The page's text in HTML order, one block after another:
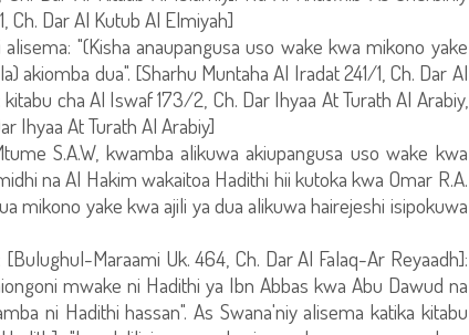
Ch. Dar Al Kutub Al Elmiyah]
"(Kisha anaupangusa uso wake kwa mikono yake
akiomba dua". [Sharhu Muntaha Al Iradat 241/1, Ch. Dar Al
cha Al Iswaf 173/2, Ch. Dar Ihyaa At Turath Al Arabiy,
Ihyaa At Turath Al Arabiy]
S.A.W, kwamba alikuwa akiupangusa uso wake kwa
na Al Hakim wakaitoa Hadithi hii kutoka kwa Omar R.A.
mikono yake kwa ajili ya dua alikuwa hairejeshi isipokuwa
Maraami Uk. 464, Ch. Dar Al Falaq-Ar Reyaadh]:
mwake ni Hadithi ya Ibn Abbas kwa Abu Dawud na
ni Hadithi hassan". As Swana'niy alisema katika kitabu